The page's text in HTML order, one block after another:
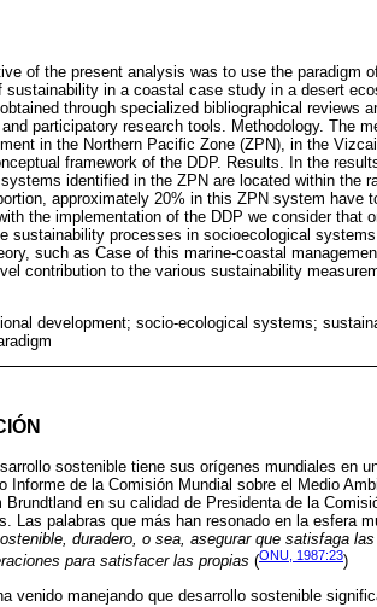
of the present analysis was to use the paradigm
sustainability in a coastal case study in a desert
through specialized bibliographical reviews
participatory research tools. Methodology. The
in the Northern Pacific Zone (ZPN), in the
framework of the DDP. Results. In the
identified in the ZPN are located within the
approximately 20% in this ZPN system
the implementation of the DDP we consider
sustainability processes in socioecological
such as Case of this marine-coastal
contribution to the various sustainability
development; socio-ecological systems;
sostenible tiene sus orígenes mundiales en
Informe de la Comisión Mundial sobre el Medio
Brundtland en su calidad de Presidenta de la
Las palabras que más han resonado en la esfera
duradero, o sea, asegurar que satisfaga
para satisfacer las propias (ONU, 1987:23)
venido manejando que desarrollo sostenible